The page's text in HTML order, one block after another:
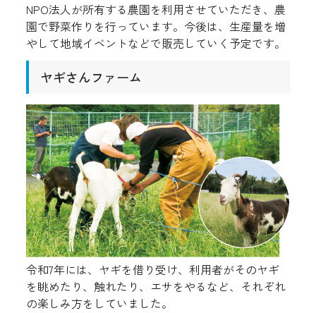
NPO法人が所有する農園を利用させていただき、農
園で野菜作りを行っています。今後は、生産量を増
やして地域イベントなどで販売していく予定です。
ヤギさんファーム
令和7年には、ヤギを借り受け、利用者がそのヤギ
を眺めたり、触れたり、エサをやるなど、それぞれ
の楽しみ方をしていました。